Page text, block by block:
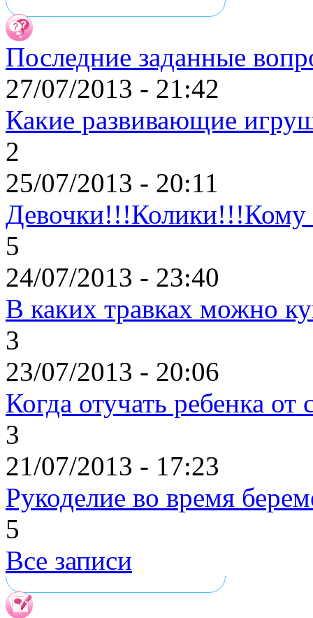
Последние заданные
27/07/2013 - 21:42
Какие развивающие
2
25/07/2013 - 20:11
Девочки!!!Колики!!!Кому
5
24/07/2013 - 23:40
В каких травках можно
3
23/07/2013 - 20:06
Когда отучать ребенка от
3
21/07/2013 - 17:23
Рукоделие во время
5
Все записи